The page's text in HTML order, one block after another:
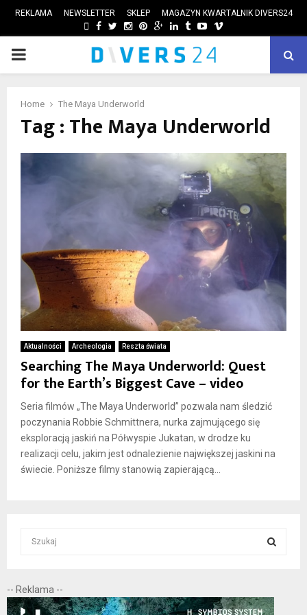
REKLAMA NEWSLETTER SKLEP MAGAZYN KWARTALNIK DIVERS24
FACEBOOK
TWITTER
INSTAGRAM
PINTEREST
GOOGLE
LINKEDIN
TUMBLRYOUTUBE
VIMEO
PRIMARY
Home The Maya Underworld
Tag : The Maya Underworld
Aktualności Archeologia Reszta świata
Searching The Maya Underworld: Quest
for the Earth’s Biggest Cave – video
Seria filmów „The Maya Underworld” pozwala nam śledzić
poczynania Robbie Schmittnera, nurka zajmującego się
eksploracją jaskiń na Półwyspie Jukatan, w drodze ku
realizacji celu, jakim jest odnalezienie największej jaskini na
świecie. Poniższe filmy stanowią zapierającą...
c
h
E
-- Reklama --